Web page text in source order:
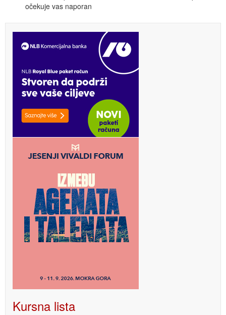
očekuje vas naporan
Kursna lista